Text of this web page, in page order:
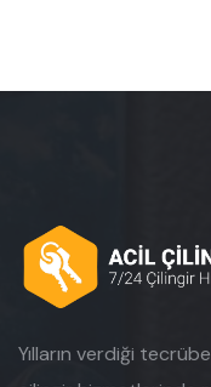
Yılların verdiği